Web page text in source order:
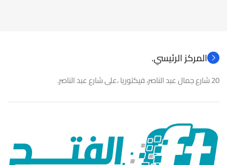
المركز الرئيسي.
20 شارع جمال عبد الناصر، فيكتوريا ،على شارع عبد الناصر.